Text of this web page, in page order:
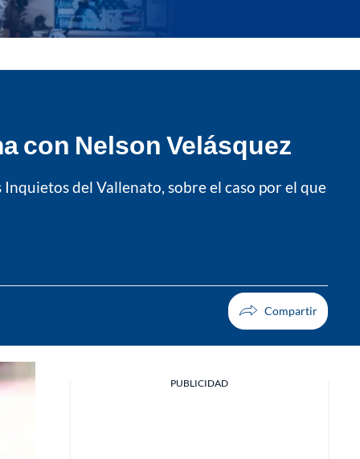
con Nelson Velásquez
del Vallenato, sobre el caso por el que
PUBLICIDAD